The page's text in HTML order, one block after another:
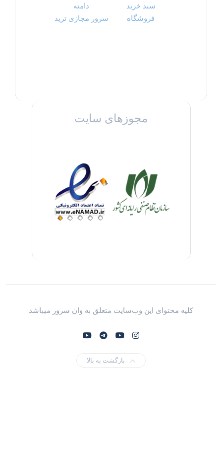
سبد خرید
فروشگاه
دامنه
سرور مجازی ترید
مجوزهای سایت
کلیه محتوای این وب‌سایت متعلق به وان سرور میباشد
بازگشت به بالا